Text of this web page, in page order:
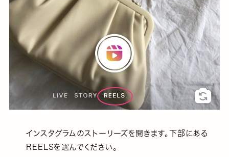
インスタグラムのストーリーズを開きます。下部にある
REELSを選んでください。